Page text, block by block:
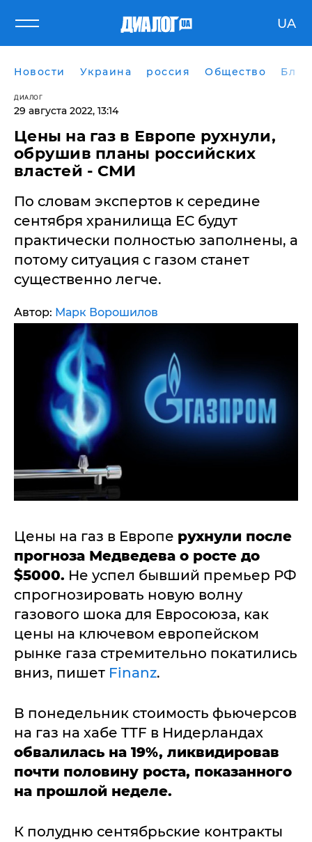
UA
Новости Украина россия Общество
ДИАЛОГ
29 августа 2022, 13:14
Цены на газ в Европе рухнули,
обрушив планы российских
властей - СМИ
По словам экспертов к середине
сентября хранилища ЕС будут
практически полностью заполнены, а
потому ситуация с газом станет
существенно легче.
Автор: Марк Ворошилов
Цены на газ в Европе рухнули после
прогноза Медведева о росте до
$5000. Не успел бывший премьер РФ
спрогнозировать новую волну
газового шока для Евросоюза, как
цены на ключевом европейском
рынке газа стремительно покатились
вниз, пишет Finanz.
В понедельник стоимость фьючерсов
на газ на хабе TTF в Нидерландах
обвалилась на 19%, ликвидировав
почти половину роста, показанного
на прошлой неделе.
К полудню сентябрьские контракты